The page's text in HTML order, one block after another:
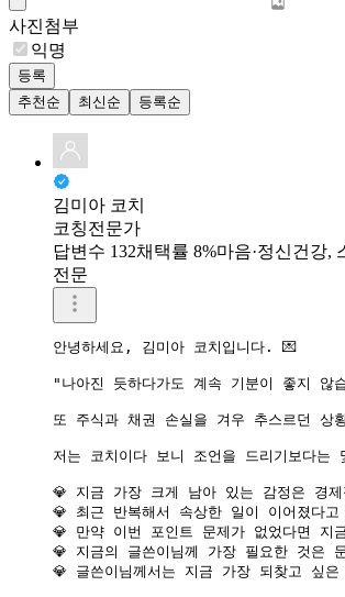
사진첨부
익명
등록
추천순
최신순 등록순
김미아 코치
코칭전문가
답변수 132채택률 8%마음·정신건강,
전문
안녕하세요, 김미아 코치입니다. 💌
"나아진 듯하다가도 계속 기분이 좋지 않
또 주식과 채권 손실을 겨우 추스르던 상
저는 코치이다 보니 조언을 드리기보다
💎 지금 가장 크게 남아 있는 감정은 경
💎 최근 반복해서 속상한 일이 이어졌다
💎 만약 이번 포인트 문제가 없었다면 지
💎 지금의 글쓴이님께 가장 필요한 것은
💎 글쓴이님께서는 지금 가장 되찾고 싶은